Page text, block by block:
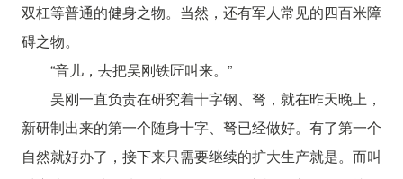
双杠等普通的健身之物。当然，还有军人常见的四百米障
碍之物。
“音儿，去把吴刚铁匠叫来。”
吴刚一直负责在研究着十字钢、弩，就在昨天晚上，
新研制出来的第一个随身十字、弩已经做好。有了第一个
自然就好办了，接下来只需要继续的扩大生产就是。而叫